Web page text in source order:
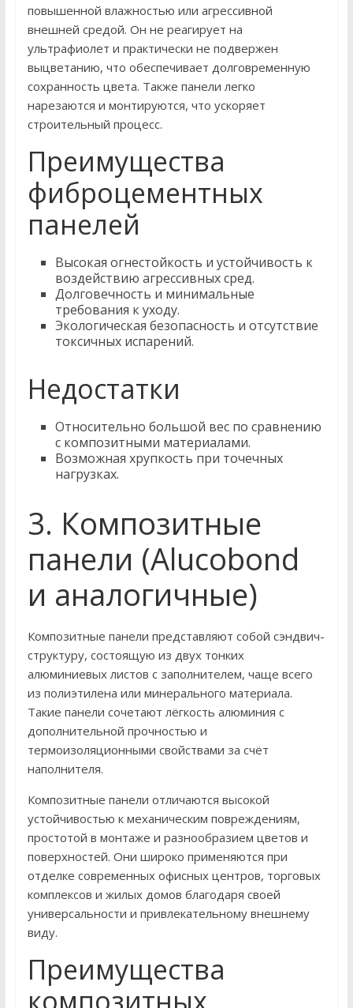
повышенной влажностью или агрессивной
внешней средой. Он не реагирует на
ультрафиолет и практически не подвержен
выцветанию, что обеспечивает долговременную
сохранность цвета. Также панели легко
нарезаются и монтируются, что ускоряет
строительный процесс.
Преимущества
фиброцементных
панелей
Высокая огнестойкость и устойчивость к
воздействию агрессивных сред.
Долговечность и минимальные
требования к уходу.
Экологическая безопасность и отсутствие
токсичных испарений.
Недостатки
Относительно большой вес по сравнению
с композитными материалами.
Возможная хрупкость при точечных
нагрузках.
3. Композитные
панели (Alucobond
и аналогичные)
Композитные панели представляют собой сэндвич-
структуру, состоящую из двух тонких
алюминиевых листов с заполнителем, чаще всего
из полиэтилена или минерального материала.
Такие панели сочетают лёгкость алюминия с
дополнительной прочностью и
термоизоляционными свойствами за счёт
наполнителя.
Композитные панели отличаются высокой
устойчивостью к механическим повреждениям,
простотой в монтаже и разнообразием цветов и
поверхностей. Они широко применяются при
отделке современных офисных центров, торговых
комплексов и жилых домов благодаря своей
универсальности и привлекательному внешнему
виду.
Преимущества